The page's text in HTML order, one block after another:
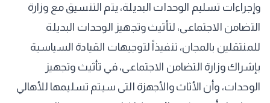
وإجراءات تسليم الوحدات البديلة، يتم التنسيق مع وزارة
التضامن الاجتماعى، لتأثيث وتجهيز الوحدات البديلة
للمنتقلين بالمجان، تنفيذاً لتوجيهات القيادة السياسية
بإشراك وزارة التضامن الاجتماعى، في تأثيث وتجهيز
الوحدات، وأن الأثاث والأجهزة التى سيتم تسليمها للأهالي